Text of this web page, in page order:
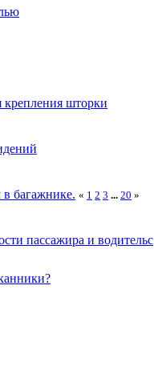
крепления шторки
багажнике. « 1 2 3 ... 20 »
пассажира и водительс